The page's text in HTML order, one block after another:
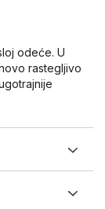
odeće. U
rastegljivo